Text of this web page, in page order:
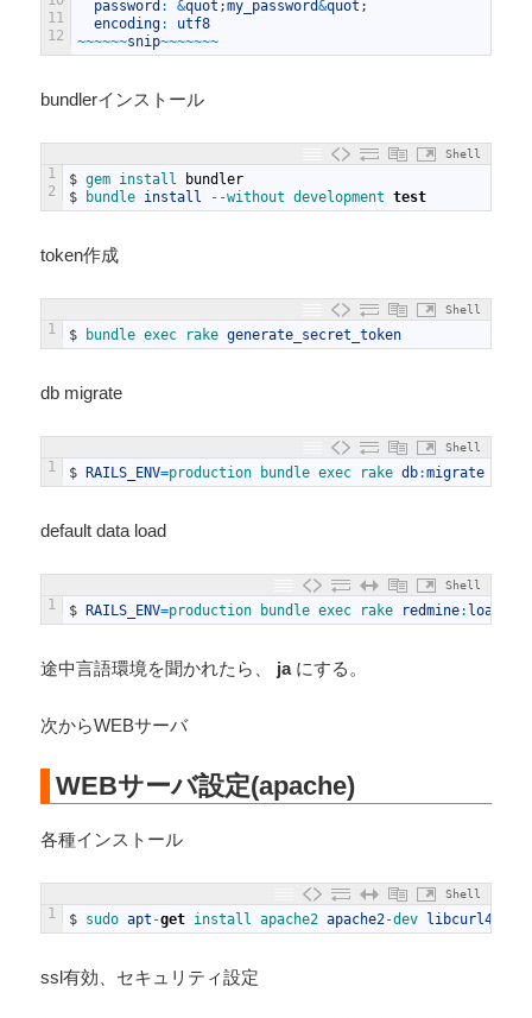
11
12
password : &quot ;my_password&quot ;
encoding:
utf8
~~~~~~snip~~~~~~~
bundlerインストール
Shell
1
2
$ gem install
bundler
$
bundle install --without development test
token作成
Shell
1 $ bundle exec rake generate_secret_token
db migrate
Shell
1 $ RAILS_ENV=production bundle exec rake db:migrate
default data load
Shell
1 $ RAILS_ENV=production bundle exec rake redmine:
途中言語環境を聞かれたら、 jaにする。
次からWEBサーバ
WEBサーバ設定(apache)
各種インストール
Shell
1 $ sudo apt -get install apache2 apache2-dev libcurl4
ssl有効、セキュリティ設定